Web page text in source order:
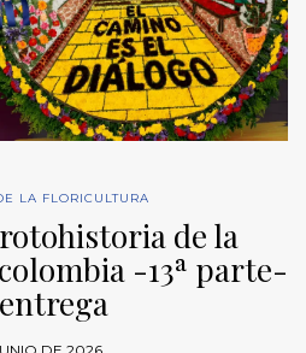
LA FLORICULTURA
de la
-13ª parte-
entrega